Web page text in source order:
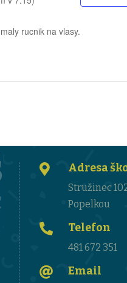
rucnik na vlasy.
 Adresa
Stružinec
Popelkou
 Telefon
481 672 351
 Email